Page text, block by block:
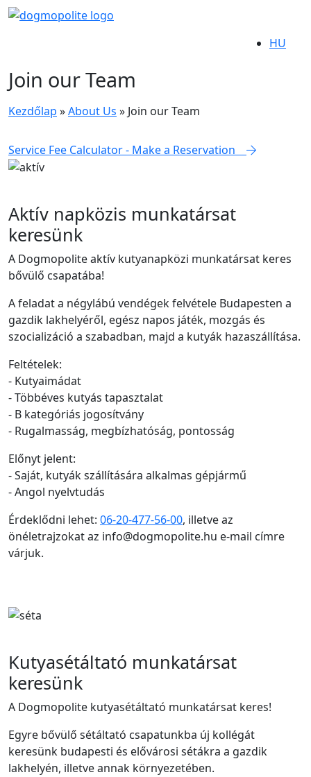
HU
Join our Team
Kezdőlap »About Us » Join our Team
Service Fee Calculator - Make a Reservation
Aktív napközis munkatársat
keresünk
A Dogmopolite aktív kutyanapközi munkatársat keres
bővülő csapatába!
A feladat a négylábú vendégek felvétele Budapesten a
gazdik lakhelyéről, egész napos játék, mozgás és
szocializáció a szabadban, majd a kutyák hazaszállítása.
Feltételek:
- Kutyaimádat
- Többéves kutyás tapasztalat
- B kategóriás jogosítvány
- Rugalmasság, megbízhatóság, pontosság
Előnyt jelent:
- Saját, kutyák szállítására alkalmas gépjármű
- Angol nyelvtudás
Érdeklődni lehet: 06-20-477-56-00, illetve az
önéletrajzokat az info@dogmopolite.hu e-mail címre
várjuk.
Kutyasétáltató munkatársat
keresünk
A Dogmopolite kutyasétáltató munkatársat keres!
Egyre bővülő sétáltató csapatunkba új kollégát
keresünk budapesti és elővárosi sétákra a gazdik
lakhelyén, illetve annak környezetében.